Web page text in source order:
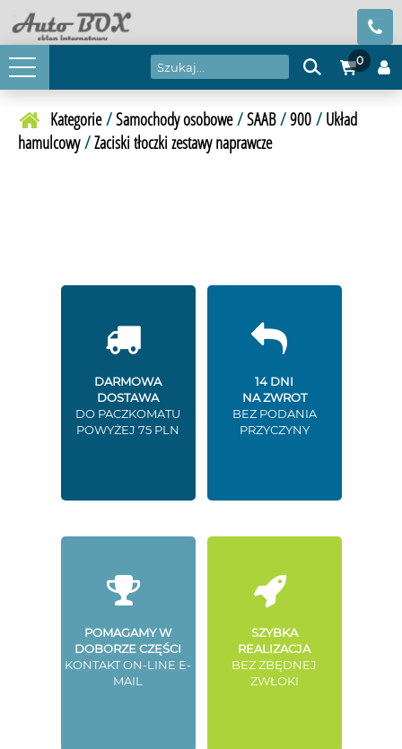
0
Kategorie/Samochody osobowe/SAAB/900/ Układ
hamulcowy/Zaciski tłoczki zestawy naprawcze
DARMOWA
DOSTAWA
DO PACZKOMATU
POWYŻEJ 75 PLN
14 DNI
NA ZWROT
BEZ PODANIA
PRZYCZYNY
POMAGAMY W
DOBORZE CZĘŚCI
KONTAKT ON-LINE E-
MAIL
SZYBKA
REALIZACJA
BEZ ZBĘDNEJ
ZWŁOKI